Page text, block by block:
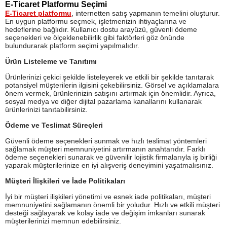
E-Ticaret Platformu Seçimi
E-Ticaret platformu, internetten satış yapmanın temelini oluşturur.
En uygun platformu seçmek, işletmenizin ihtiyaçlarına ve
hedeflerine bağlıdır. Kullanıcı dostu arayüzü, güvenli ödeme
seçenekleri ve ölçeklenebilirlik gibi faktörleri göz önünde
bulundurarak platform seçimi yapılmalıdır.
Ürün Listeleme ve Tanıtımı
Ürünlerinizi çekici şekilde listeleyerek ve etkili bir şekilde tanıtarak
potansiyel müşterilerin ilgisini çekebilirsiniz. Görsel ve açıklamalara
önem vermek, ürünlerinizin satışını artırmak için önemlidir. Ayrıca,
sosyal medya ve diğer dijital pazarlama kanallarını kullanarak
ürünlerinizi tanıtabilirsiniz.
Ödeme ve Teslimat Süreçleri
Güvenli ödeme seçenekleri sunmak ve hızlı teslimat yöntemleri
sağlamak müşteri memnuniyetini artırmanın anahtarıdır. Farklı
ödeme seçenekleri sunarak ve güvenilir lojistik firmalarıyla iş birliği
yaparak müşterilerinize en iyi alışveriş deneyimini yaşatmalısınız.
Müşteri İlişkileri ve İade Politikaları
İyi bir müşteri ilişkileri yönetimi ve esnek iade politikaları, müşteri
memnuniyetini sağlamanın önemli bir yoludur. Hızlı ve etkili müşteri
desteği sağlayarak ve kolay iade ve değişim imkanları sunarak
müşterilerinizi memnun edebilirsiniz.